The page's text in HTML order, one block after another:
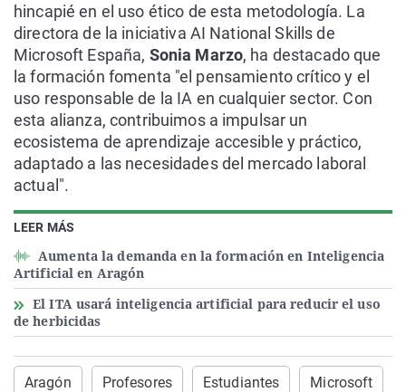
LEER MÁS
Aumenta la demanda en la formación en Inteligencia
Artificial en Aragón
El ITA usará inteligencia artificial para reducir el uso
de herbicidas
hincapié en el uso ético de esta metodología. La
directora de la iniciativa AI National Skills de
Microsoft España, Sonia Marzo, ha destacado que
la formación fomenta "el pensamiento crítico y el
uso responsable de la IA en cualquier sector. Con
esta alianza, contribuimos a impulsar un
ecosistema de aprendizaje accesible y práctico,
adaptado a las necesidades del mercado laboral
actual".
Aragón Profesores Estudiantes Microsoft